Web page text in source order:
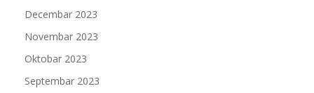
Decembar 2023
Novembar 2023
Oktobar 2023
Septembar 2023